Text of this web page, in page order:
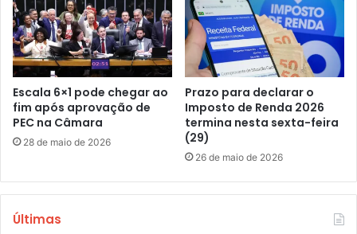
Escala 6×1 pode chegar ao
fim após aprovação de
PEC na Câmara
28 de maio de 2026
Prazo para declarar o
Imposto de Renda 2026
termina nesta sexta-feira
(29)
26 de maio de 2026
Últimas